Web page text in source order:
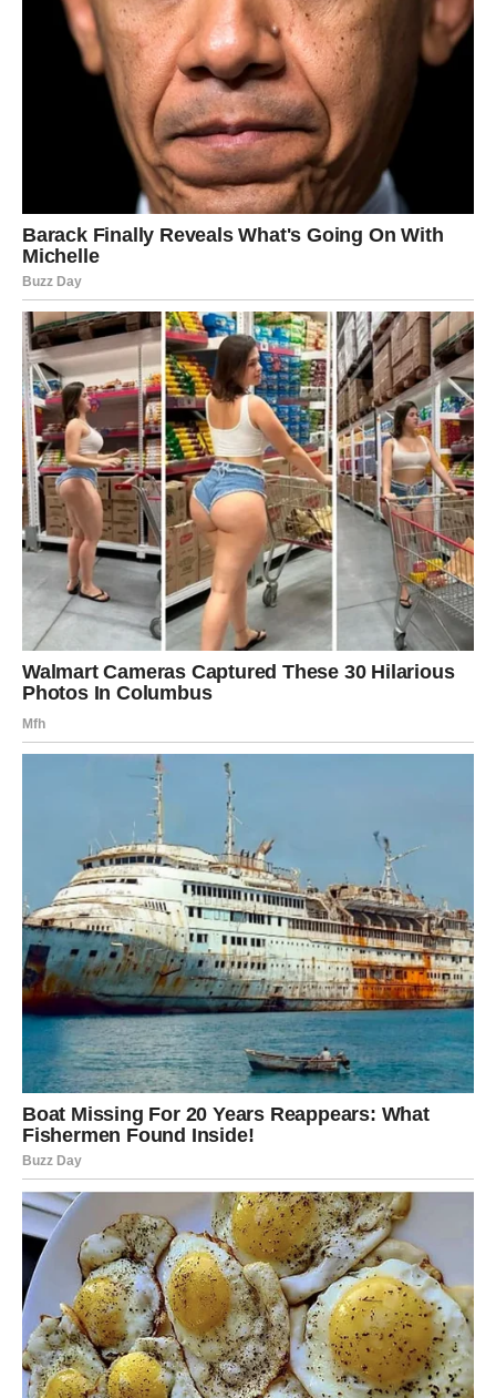
Poruka sudbine za Ribe:
Veruj svom srcu – ono te vodi tačno tamo gde treba.